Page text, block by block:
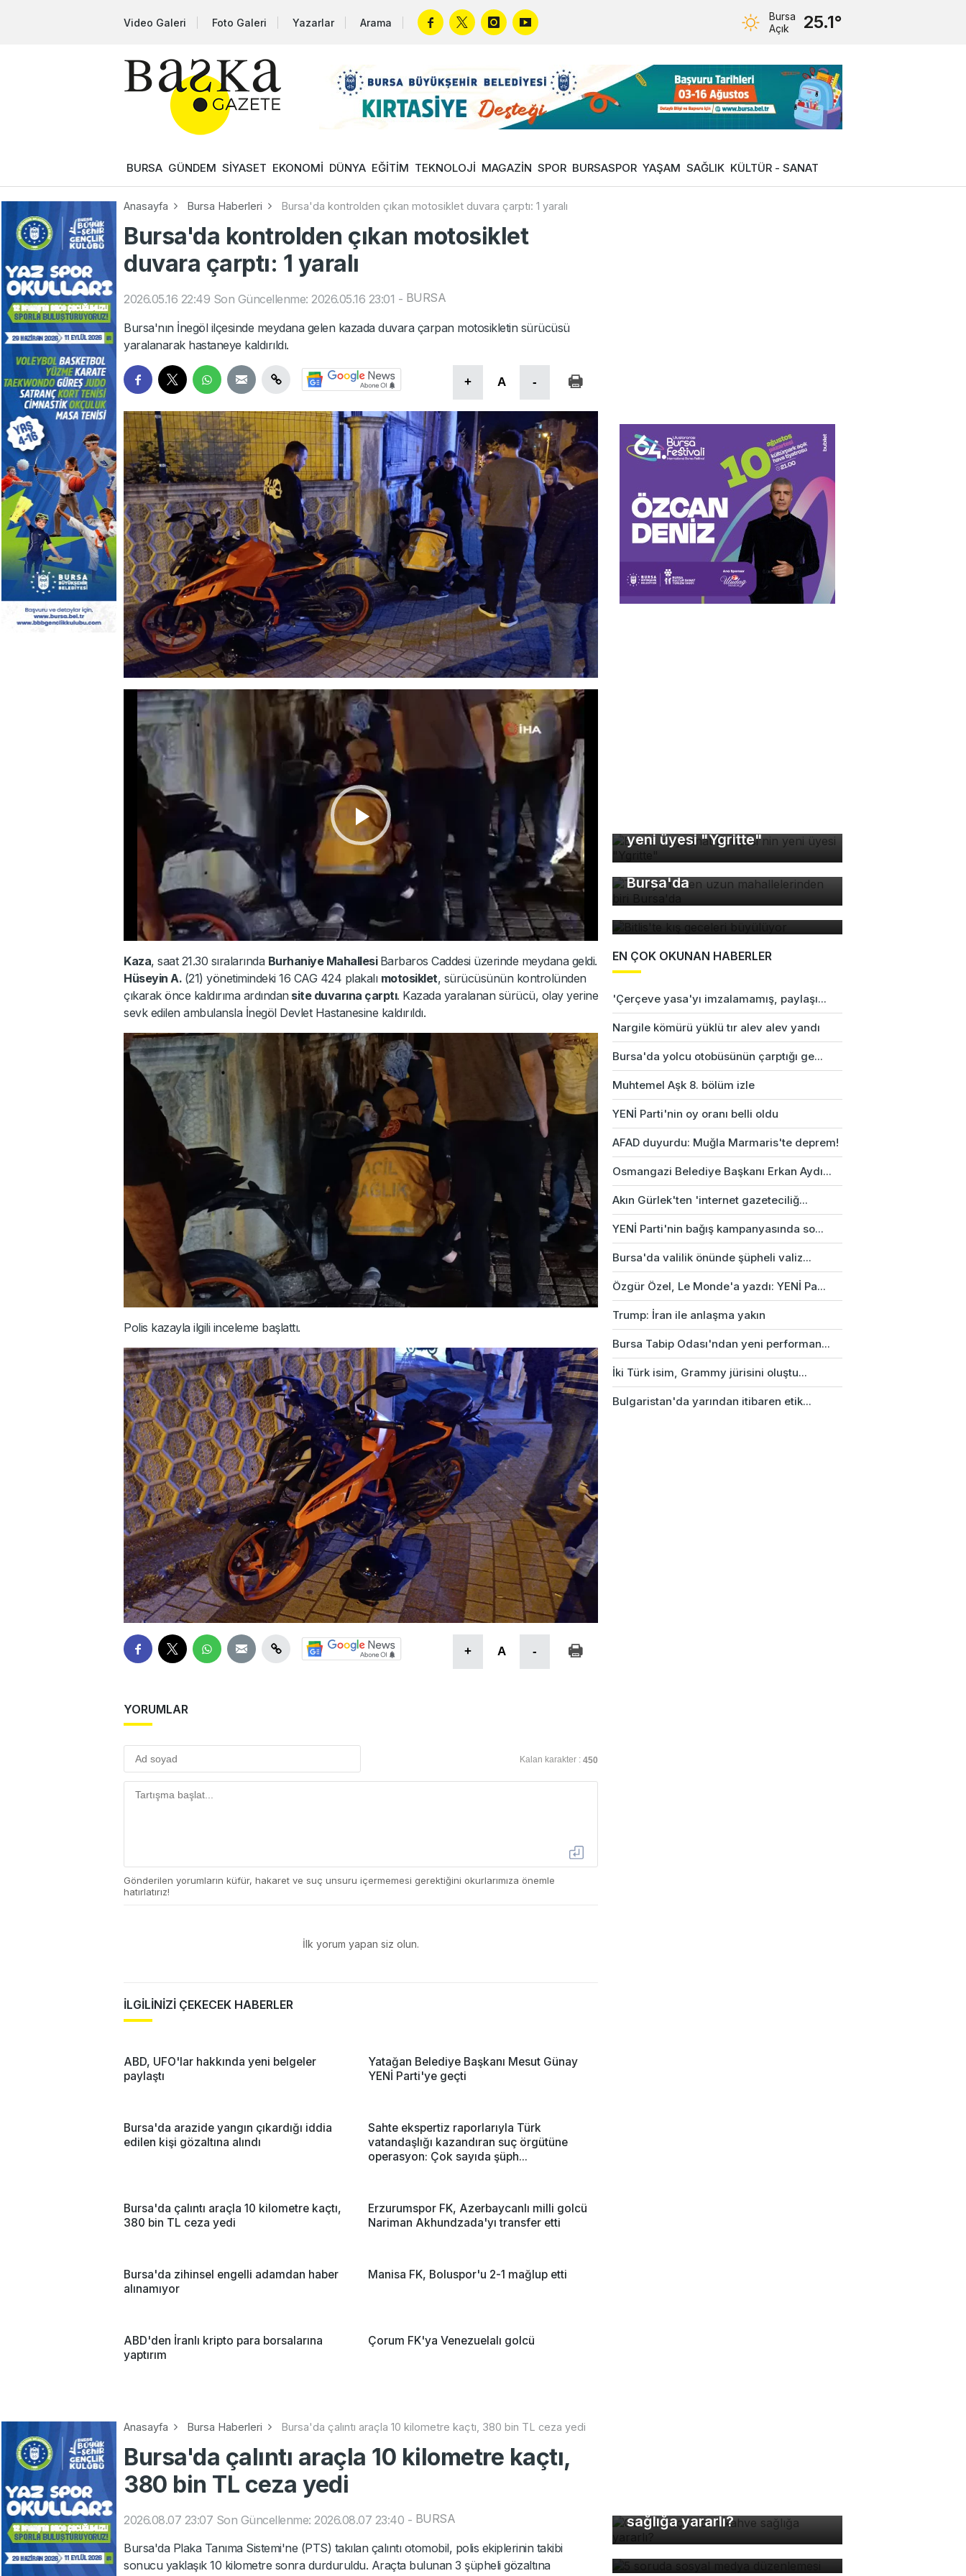
Video Galeri Foto Galeri Yazarlar Arama
Bursa
Açık
25.1°
BURSA GÜNDEM SİYASET EKONOMİ DÜNYA EĞİTİM TEKNOLOJİ MAGAZİN SPOR BURSASPOR YAŞAM SAĞLIK KÜLTÜR - SANAT
Anasayfa Bursa Haberleri Bursa'da kontrolden çıkan motosiklet duvara çarptı: 1 yaralı
Bursa'da kontrolden çıkan motosiklet
duvara çarptı: 1 yaralı
2026.05.16 22:49 Son Güncellenme: 2026.05.16 23:01 - BURSA
Bursa'nın İnegöl ilçesinde meydana gelen kazada duvara çarpan motosikletin sürücüsü
yaralanarak hastaneye kaldırıldı.
+ A -
Kaza, saat 21.30 sıralarında Burhaniye Mahallesi Barbaros Caddesi üzerinde meydana geldi.
Hüseyin A. (21) yönetimindeki 16 CAG 424 plakalı motosiklet, sürücüsünün kontrolünden
çıkarak önce kaldırıma ardından site duvarına çarptı. Kazada yaralanan sürücü, olay yerine
sevk edilen ambulansla İnegöl Devlet Hastanesine kaldırıldı.
Polis kazayla ilgili inceleme başlattı.
+ A -
YORUMLAR
Kalan karakter : 450
Gönderilen yorumların küfür, hakaret ve suç unsuru içermemesi gerektiğini okurlarımıza önemle
hatırlatırız!
İlk yorum yapan siz olun.
İLGİLİNİZİ ÇEKECEK HABERLER
ABD, UFO'lar hakkında yeni belgeler
paylaştı
Yatağan Belediye Başkanı Mesut Günay
YENİ Parti'ye geçti
Bursa'da arazide yangın çıkardığı iddia
edilen kişi gözaltına alındı
Sahte ekspertiz raporlarıyla Türk
vatandaşlığı kazandıran suç örgütüne
operasyon: Çok sayıda şüph...
Bursa'da çalıntı araçla 10 kilometre kaçtı,
380 bin TL ceza yedi
Erzurumspor FK, Azerbaycanlı milli golcü
Nariman Akhundzada'yı transfer etti
Bursa'da zihinsel engelli adamdan haber
alınamıyor
Manisa FK, Boluspor'u 2-1 mağlup etti
ABD'den İranlı kripto para borsalarına
yaptırım
Çorum FK'ya Venezuelalı golcü
yeni üyesi "Ygritte"
Türkiye'nin en uzun
mahallelerinden biri
Bursa'da
Bitlis'te kış geceleri
büyülüyor
EN ÇOK OKUNAN HABERLER
'Çerçeve yasa'yı imzalamamış, paylaşı...
Nargile kömürü yüklü tır alev alev yandı
Bursa'da yolcu otobüsünün çarptığı ge...
Muhtemel Aşk 8. bölüm izle
YENİ Parti'nin oy oranı belli oldu
AFAD duyurdu: Muğla Marmaris'te deprem!
Osmangazi Belediye Başkanı Erkan Aydı...
Akın Gürlek'ten 'internet gazeteciliğ...
YENİ Parti'nin bağış kampanyasında so...
Bursa'da valilik önünde şüpheli valiz...
Özgür Özel, Le Monde'a yazdı: YENİ Pa...
Trump: İran ile anlaşma yakın
Bursa Tabip Odası'ndan yeni performan...
İki Türk isim, Grammy jürisini oluştu...
Bulgaristan'da yarından itibaren etik...
Anasayfa Bursa Haberleri Bursa'da çalıntı araçla 10 kilometre kaçtı, 380 bin TL ceza yedi
Bursa'da çalıntı araçla 10 kilometre kaçtı,
380 bin TL ceza yedi
2026.08.07 23:07 Son Güncellenme: 2026.08.07 23:40 - BURSA
Bursa'da Plaka Tanıma Sistemi'ne (PTS) takılan çalıntı otomobil, polis ekiplerinin takibi
sonucu yaklaşık 10 kilometre sonra durduruldu. Araçta bulunan 3 şüpheli gözaltına
sağlığa yararlı?
5 soruda sosyal medya
düzenlemesi